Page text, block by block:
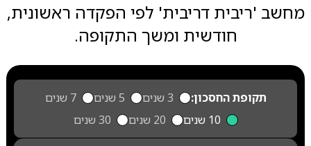
מחשב 'ריבית דריבית' לפי הפקדה ראשונית,
חודשית ומשך התקופה.
תקופת החסכון: 3 שנים 5 שנים
7 שנים
10 שנים
20 שנים 30 שנים